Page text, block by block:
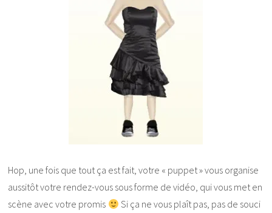
Hop, une fois que tout ça est fait, votre « puppet » vous organise
aussitôt votre rendez-vous sous forme de vidéo, qui vous met en
scène avec votre promis
Si ça ne vous plaît pas, pas de souci